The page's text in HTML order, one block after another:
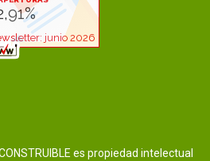
es propiedad intelectual